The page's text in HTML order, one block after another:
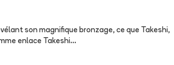
son magnifique bronzage, ce que Takeshi,
enlace Takeshi...